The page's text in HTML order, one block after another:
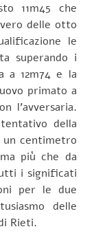
11m45 che
delle otto
le
superando i
a 12m74 e la
primato a
l’avversaria.
della
un centimetro
più che da
i significati
per le due
delle
Rieti.